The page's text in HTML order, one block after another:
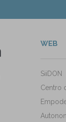
WEB
SiiDON
Centro